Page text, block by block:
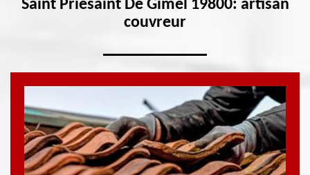
Saint Priesaint De Gimel 19800: artisan
couvreur